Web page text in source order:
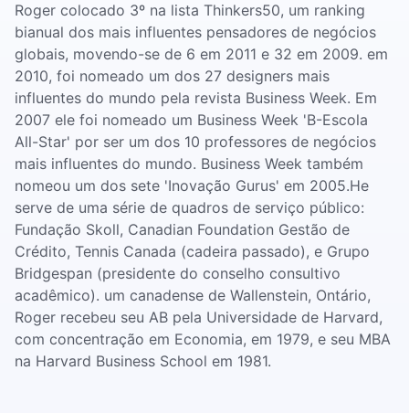
Roger colocado 3º na lista Thinkers50, um ranking
bianual dos mais influentes pensadores de negócios
globais, movendo-se de 6 em 2011 e 32 em 2009. em
2010, foi nomeado um dos 27 designers mais
influentes do mundo pela revista Business Week. Em
2007 ele foi nomeado um Business Week 'B-Escola
All-Star' por ser um dos 10 professores de negócios
mais influentes do mundo. Business Week também
nomeou um dos sete 'Inovação Gurus' em 2005.He
serve de uma série de quadros de serviço público:
Fundação Skoll, Canadian Foundation Gestão de
Crédito, Tennis Canada (cadeira passado), e Grupo
Bridgespan (presidente do conselho consultivo
acadêmico). um canadense de Wallenstein, Ontário,
Roger recebeu seu AB pela Universidade de Harvard,
com concentração em Economia, em 1979, e seu MBA
na Harvard Business School em 1981.